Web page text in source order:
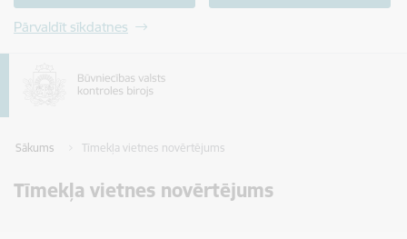
Pārvaldīt sīkdatnes
Sākums Tīmekļa vietnes novērtējums
Tīmekļa vietnes novērtējums